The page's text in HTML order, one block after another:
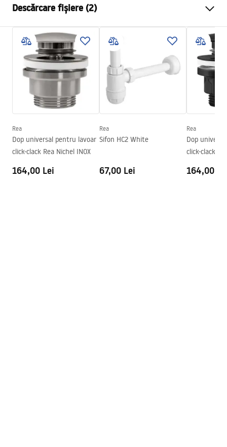
Material
Culoare
Bej
Finisaj
Mat
Lungime
Latime
410mm
Inalime
Adâncime
Formă
Preaplin
Da Nu
Descărcare fișiere (2)
Instrucțiuni de asamblare
Basin.pdf
Warranty_Terms_and_Conditions_Basins_-_5.pdf
Rea
Dop universal pentru lavoar
click-clack Rea Nichel INOX
164,00 Lei
Rea
Sifon HC2 White
67,00 Lei
Rea
Dop
click-clack
164,00